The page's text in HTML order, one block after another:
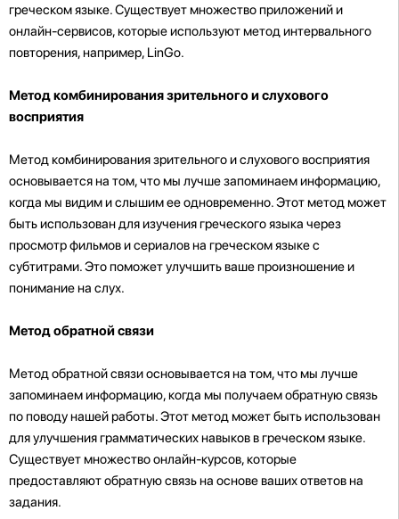
греческом языке. Существует множество приложений и
онлайн-сервисов, которые используют метод интервального
повторения, например, LinGo.
Метод комбинирования зрительного и слухового
восприятия
Метод комбинирования зрительного и слухового восприятия
основывается на том, что мы лучше запоминаем информацию,
когда мы видим и слышим ее одновременно. Этот метод может
быть использован для изучения греческого языка через
просмотр фильмов и сериалов на греческом языке с
субтитрами. Это поможет улучшить ваше произношение и
понимание на слух.
Метод обратной связи
Метод обратной связи основывается на том, что мы лучше
запоминаем информацию, когда мы получаем обратную связь
по поводу нашей работы. Этот метод может быть использован
для улучшения грамматических навыков в греческом языке.
Существует множество онлайн-курсов, которые
предоставляют обратную связь на основе ваших ответов на
задания.